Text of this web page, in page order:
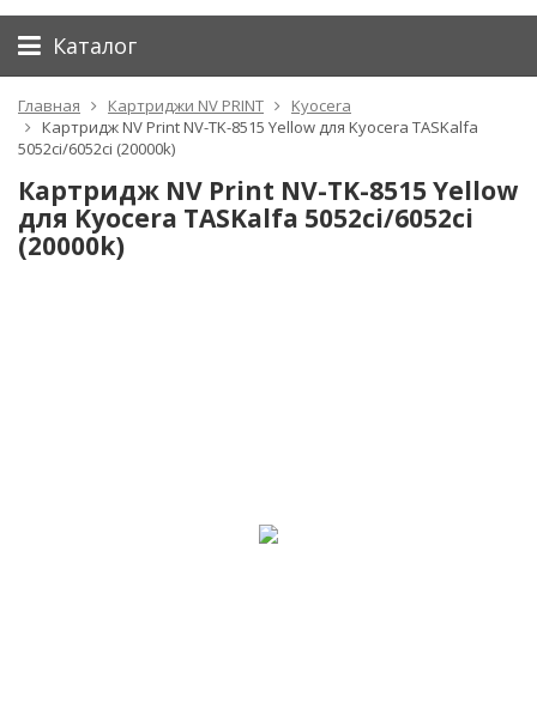
Каталог
Главная Картриджи NV PRINT
Kyocera
Картридж NV Print NV-TK-8515 Yellow для Kyocera TASKalfa
5052ci/6052ci (20000k)
Картридж NV Print NV-TK-8515 Yellow
для Kyocera TASKalfa 5052ci/6052ci
(20000k)